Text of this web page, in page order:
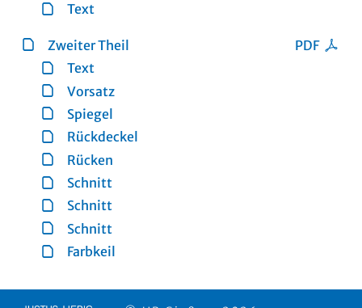
Text
PDF
Zweiter Theil
Text
Vorsatz
Spiegel
Rückdeckel
Rücken
Schnitt
Schnitt
Schnitt
Farbkeil